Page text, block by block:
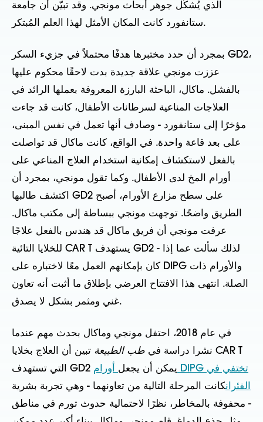
الذي يُشكّل جوهر أبحاث مونجي. وقد تبيّن أن جامعة
ستانفورد كانت المكان الأمثل لهذا العلم المُبتكر.
بمجرد أن حدد مختبرها هدفًا محتملاً في جزيء السكر GD2،
عززت مونجي علاقة جديدة بدت لاحقًا محكوم عليها
بالفشل. ماكال، الباحثة البارزة المعروفة بعملها الرائد في
العلاجات المناعية لسرطانات الأطفال، كانت قد جاءت
مؤخرًا إلى ستانفورد - وصادف أنها تعمل في نفس المبنى،
على بعد قاعة واحدة. في الواقع، كانت ماكال قد تواصلت
بالفعل لاستكشاف إمكانية استخدام العلاج المناعي على
أورام المخ لدى الأطفال. وكما تقول مونجي، بمجرد أن
اكتشف طالبها GD2 على سطح مزارع الأورام، أصبح
الطريق واضحًا. توجهت مونجي ببساطة إلى مكتب ماكال.
عرفت مونجي أن فريق ماكال قد هندس بالفعل علاجًا
للخلايا التائية CAR T يستهدف GD2 - لذلك سألت عما إذا
كان بإمكانهم العمل معًا لاختباره على DIPG والأورام ذات
الصلة. انتهى هذا الافتتاح العرضي بإطلاق ما أثبت أنه تعاون
غني ومثمر بشكل لا يصدق.
في عام 2018، احتفل مونجي وماكال بحدث مهم عندما
نشرا دراسة في طب الطبيعة تبين أن العلاج بخلايا CAR T
التي تستهدف GD2 يمكن أن يجعل أورام DIPG تختفي في
الفئرانكانت المرحلة التالية من تعاونهما - وهي تجربة بشرية
- محفوفة بالمخاطر، نظرًا لاحتمالية حدوث تورم في مناطق